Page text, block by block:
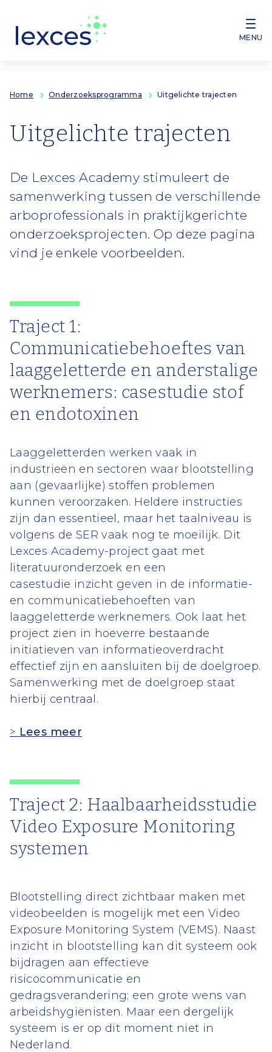
MENU
Home Onderzoeksprogramma Uitgelichte trajecten
Uitgelichte trajecten
De Lexces Academy stimuleert de
samenwerking tussen de verschillende
arboprofessionals in praktijkgerichte
onderzoeksprojecten. Op deze pagina
vind je enkele voorbeelden.
Traject 1:
Communicatiebehoeftes van
laaggeletterde en anderstalige
werknemers: casestudie stof
en endotoxinen
Laaggeletterden werken vaak in
industrieën en sectoren waar blootstelling
aan (gevaarlijke) stoffen problemen
kunnen veroorzaken. Heldere instructies
zijn dan essentieel, maar het taalniveau is
volgens de SER vaak nog te moeilijk. Dit
Lexces Academy-project gaat met
literatuuronderzoek en een
casestudie inzicht geven in de informatie-
en communicatiebehoeften van
laaggeletterde werknemers. Ook laat het
project zien in hoeverre bestaande
initiatieven van informatieoverdracht
effectief zijn en aansluiten bij de doelgroep.
Samenwerking met de doelgroep staat
hierbij centraal.
> Lees meer
Traject 2: Haalbaarheidsstudie
Video Exposure Monitoring
systemen
Blootstelling direct zichtbaar maken met
videobeelden is mogelijk met een Video
Exposure Monitoring System (VEMS). Naast
inzicht in blootstelling kan dit systeem ook
bijdragen aan effectieve
risicocommunicatie en
gedragsverandering; een grote wens van
arbeidshygiënisten. Maar een dergelijk
systeem is er op dit moment niet in
Nederland.